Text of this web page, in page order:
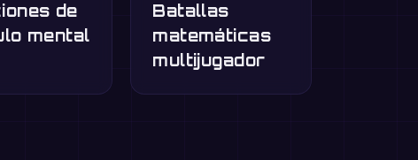
de
mental
Batallas
matemáticas
multijugador